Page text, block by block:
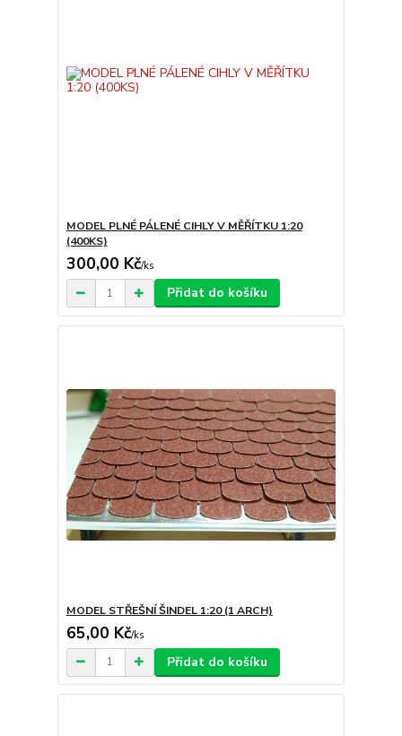
MODEL PLNÉ PÁLENÉ CIHLY V MĚŘÍTKU 1:20
(400KS)
300,00 Kč/ks
Přidat do košíku
MODEL STŘEŠNÍ ŠINDEL 1:20 (1 ARCH)
65,00 Kč/ks
Přidat do košíku